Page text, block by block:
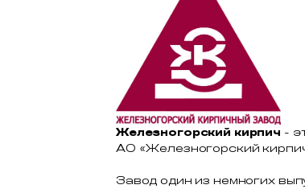
Железногорский кирпич -
АО «Железногорский
Завод один из немногих